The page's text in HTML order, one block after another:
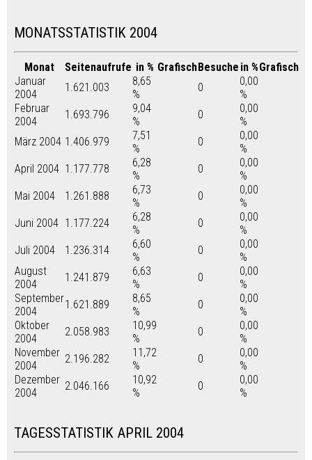
MONATSSTATISTIK 2004
Monat Seitenaufrufe in % GrafischBesuche in %Grafisch
Januar
2004
1.621.003
8,65
%
0
0,00
%
Februar
2004
1.693.796
9,04
%
0
0,00
%
März 2004 1.406.979
7,51
%
0
0,00
%
April 2004 1.177.778
6,28
%
0
0,00
%
Mai 2004
1.261.888
6,73
%
0
0,00
%
Juni 2004 1.177.224
6,28
%
0
0,00
%
Juli 2004
1.236.314
6,60
%
0
0,00
%
August
2004
1.241.879
6,63
%
0
0,00
%
September
2004
1.621.889
8,65
%
0
0,00
%
Oktober
2004
2.058.983
10,99
%
0
0,00
%
November
2004
2.196.282
11,72
%
0
0,00
%
Dezember
2004
2.046.166
10,92
%
0
0,00
%
TAGESSTATISTIK APRIL 2004